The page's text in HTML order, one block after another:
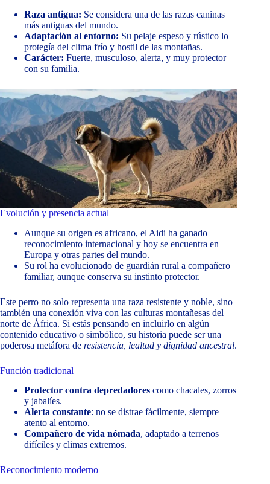
Raza antigua: Se considera una de las razas caninas
más antiguas del mundo.
Adaptación al entorno: Su pelaje espeso y rústico lo
protegía del clima frío y hostil de las montañas.
Carácter: Fuerte, musculoso, alerta, y muy protector
con su familia.
Evolución y presencia actual
Aunque su origen es africano, el Aidi ha ganado
reconocimiento internacional y hoy se encuentra en
Europa y otras partes del mundo.
Su rol ha evolucionado de guardián rural a compañero
familiar, aunque conserva su instinto protector.
Este perro no solo representa una raza resistente y noble, sino
también una conexión viva con las culturas montañesas del
norte de África. Si estás pensando en incluirlo en algún
contenido educativo o simbólico, su historia puede ser una
poderosa metáfora de resistencia, lealtad y dignidad ancestral.
Función tradicional
Protector contra depredadores como chacales, zorros
y jabalíes.
Alerta constante: no se distrae fácilmente, siempre
atento al entorno.
Compañero de vida nómada, adaptado a terrenos
difíciles y climas extremos.
Reconocimiento moderno